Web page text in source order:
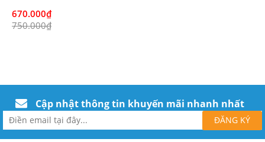
670.000₫
750.000₫
Cập nhật thông tin khuyến mãi nhanh nhất